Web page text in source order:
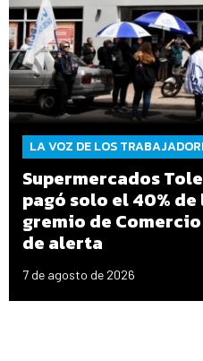
LA VOZ DE LOS
Supermercados
pagó solo el 40%
gremio de
de alerta
7 de agosto de 2026